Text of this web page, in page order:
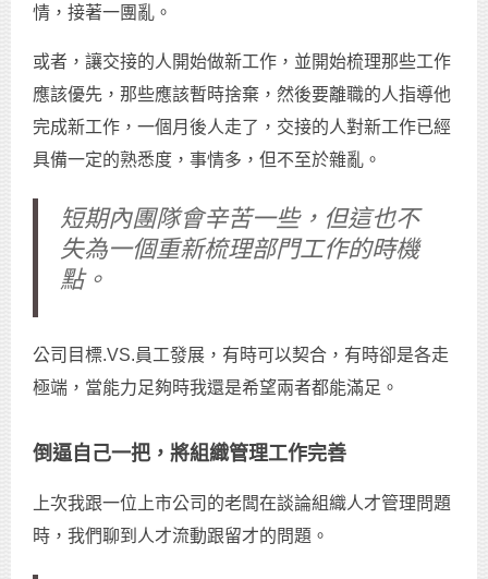
情，接著一團亂。
或者，讓交接的人開始做新工作，並開始梳理那些工作
應該優先，那些應該暫時捨棄，然後要離職的人指導他
完成新工作，一個月後人走了，交接的人對新工作已經
具備一定的熟悉度，事情多，但不至於雜亂。
短期內團隊會辛苦一些，但這也不
失為一個重新梳理部門工作的時機
點。
公司目標.VS.員工發展，有時可以契合，有時卻是各走
極端，當能力足夠時我還是希望兩者都能滿足。
倒逼自己一把，將組織管理工作完善
上次我跟一位上市公司的老闆在談論組織人才管理問題
時，我們聊到人才流動跟留才的問題。